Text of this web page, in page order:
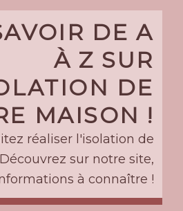
DE A
À Z SUR
DE
MAISON !
réaliser l'isolation de
sur notre site,
à connaître !